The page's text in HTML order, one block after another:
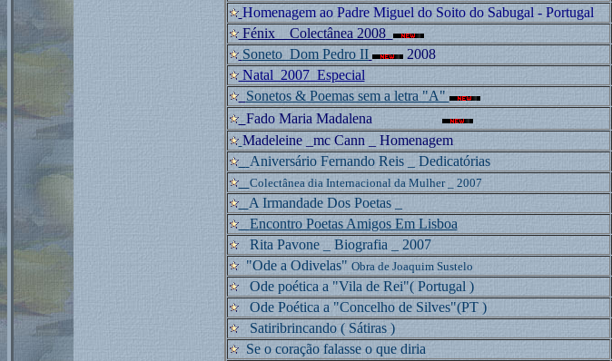
Homenagem ao Padre Miguel do Soito do Sabugal - Portugal
Fénix _ Colectânea 2008
Soneto_Dom Pedro II
2008
Natal_2007_Especial
Sonetos & Poemas sem a letra "A"
Fado Maria Madalena
Madeleine _mc Cann _ Homenagem
Aniversário Fernando Reis _ Dedicatórias
Colectânea dia Internacional da Mulher _ 2007
A Irmandade Dos Poetas _
Encontro Poetas Amigos Em Lisboa
Rita Pavone _ Biografia _ 2007
"Ode a Odivelas" Obra de Joaquim Sustelo
Ode poética a "Vila de Rei"( Portugal )
Ode Poética a "Concelho de Silves"(PT )
Satiribrincando ( Sátiras )
Se o coração falasse o que diria